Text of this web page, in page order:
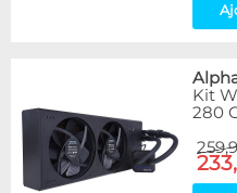
Kit
280